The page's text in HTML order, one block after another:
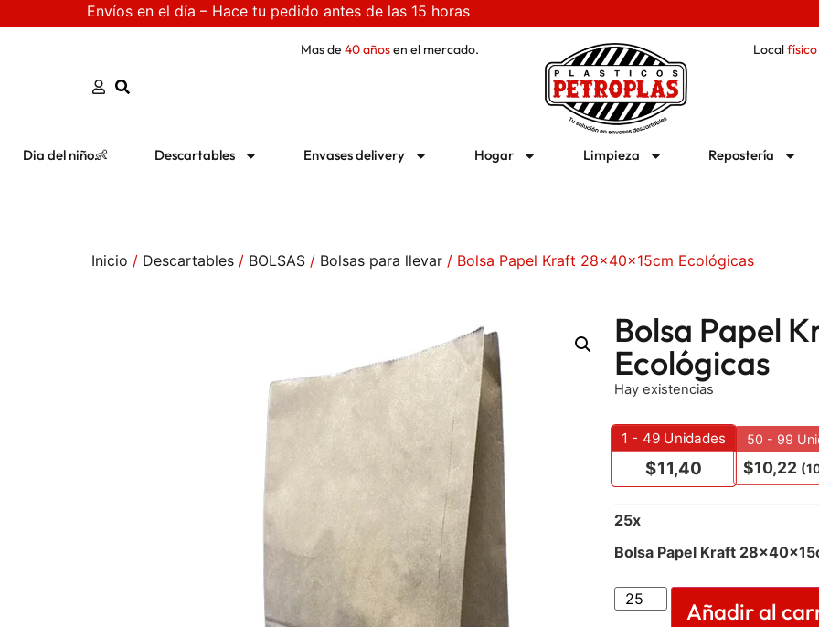
Envíos en el día – Hace tu pedido antes de las 15 horas
Mas de 40 añosen el mercado. Localfísico
Dia del niño👶 Descartables Envases delivery Hogar Limpieza Repostería
Inicio / Descartables / BOLSAS / Bolsas para llevar / Bolsa Papel Kraft 28x40x15cm Ecológicas
Bolsa Papel
Ecológicas
Hay existencias
1 - 49 Unidades
$11,40
50 - 99
$10,22
25x
Bolsa Papel Kraft
Añadir al